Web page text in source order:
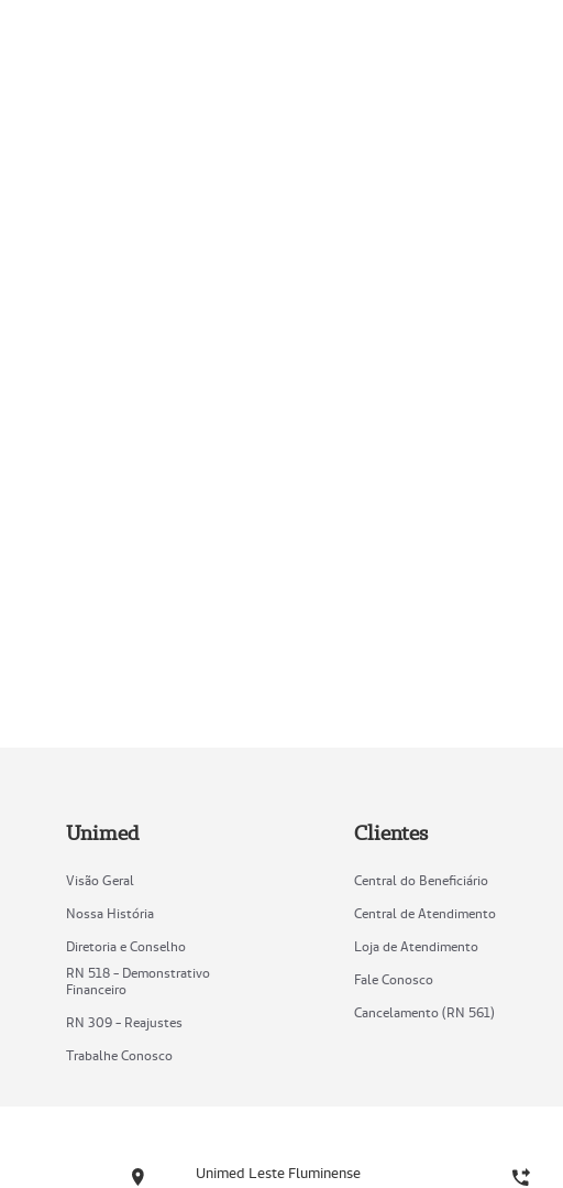
Unimed
Visão Geral
Nossa História
Diretoria e Conselho
RN 518 - Demonstrativo
Financeiro
RN 309 - Reajustes
Trabalhe Conosco
Clientes
Central do Beneficiário
Central de Atendimento
Loja de Atendimento
Fale Conosco
Cancelamento (RN 561)
Unimed Leste Fluminense